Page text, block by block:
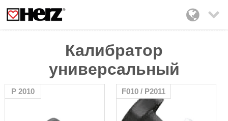

Калибратор
универсальный
P 2010 F010 / P2011